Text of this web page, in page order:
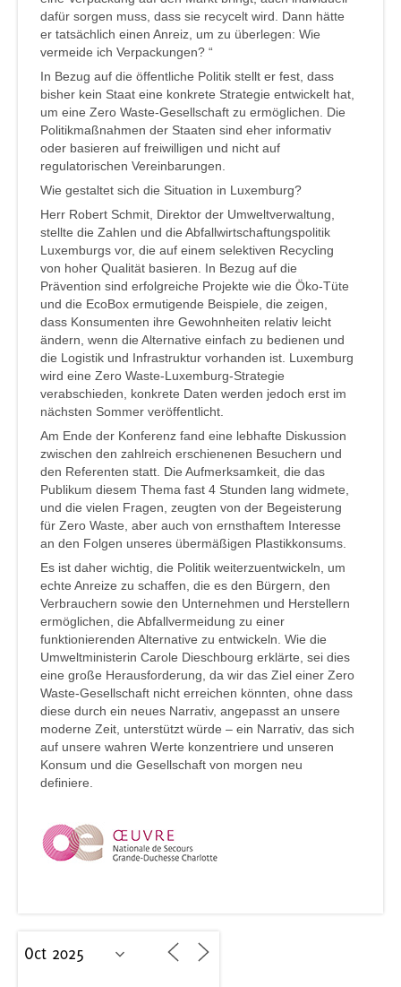
dafür sorgen muss, dass sie recycelt wird. Dann hätte
er tatsächlich einen Anreiz, um zu überlegen: Wie
vermeide ich Verpackungen? “
In Bezug auf die öffentliche Politik stellt er fest, dass
bisher kein Staat eine konkrete Strategie entwickelt hat,
um eine Zero Waste-Gesellschaft zu ermöglichen. Die
Politikmaßnahmen der Staaten sind eher informativ
oder basieren auf freiwilligen und nicht auf
regulatorischen Vereinbarungen.
Wie gestaltet sich die Situation in Luxemburg?
Herr Robert Schmit, Direktor der Umweltverwaltung,
stellte die Zahlen und die Abfallwirtschaftungspolitik
Luxemburgs vor, die auf einem selektiven Recycling
von hoher Qualität basieren. In Bezug auf die
Prävention sind erfolgreiche Projekte wie die Öko-Tüte
und die EcoBox ermutigende Beispiele, die zeigen,
dass Konsumenten ihre Gewohnheiten relativ leicht
ändern, wenn die Alternative einfach zu bedienen und
die Logistik und Infrastruktur vorhanden ist. Luxemburg
wird eine Zero Waste-Luxemburg-Strategie
verabschieden, konkrete Daten werden jedoch erst im
nächsten Sommer veröffentlicht.
Am Ende der Konferenz fand eine lebhafte Diskussion
zwischen den zahlreich erschienenen Besuchern und
den Referenten statt. Die Aufmerksamkeit, die das
Publikum diesem Thema fast 4 Stunden lang widmete,
und die vielen Fragen, zeugten von der Begeisterung
für Zero Waste, aber auch von ernsthaftem Interesse
an den Folgen unseres übermäßigen Plastikkonsums.
Es ist daher wichtig, die Politik weiterzuentwickeln, um
echte Anreize zu schaffen, die es den Bürgern, den
Verbrauchern sowie den Unternehmen und Herstellern
ermöglichen, die Abfallvermeidung zu einer
funktionierenden Alternative zu entwickeln. Wie die
Umweltministerin Carole Dieschbourg erklärte, sei dies
eine große Herausforderung, da wir das Ziel einer Zero
Waste-Gesellschaft nicht erreichen könnten, ohne dass
diese durch ein neues Narrativ, angepasst an unsere
moderne Zeit, unterstützt würde – ein Narrativ, das sich
auf unsere wahren Werte konzentriere und unseren
Konsum und die Gesellschaft von morgen neu
definiere.